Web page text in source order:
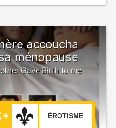
accoucha
ménopause
Gave Birth to me
ÉROTISME